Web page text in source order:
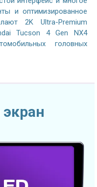
и оптимизированное
2K Ultra-Premium
Tucson 4 Gen NX4
головных